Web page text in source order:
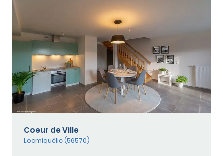
Coeur de Ville
Locmiquélic (56570)